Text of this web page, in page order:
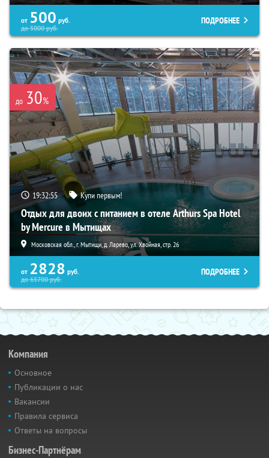
от 500 руб.
до5000руб.
ПОДРОБНЕЕ
до 30%
19:32:53 Купи первым!
Отдых для двоих с питанием в отеле Arthurs Spa Hotel
by Mercure в Мытищах
Московская обл., г. Мытищи, д. Ларево, ул. Хвойная, стр. 26
от 2828 руб.
до65700руб.
ПОДРОБНЕЕ
Компания
Основное
Публикации о нас
Вакансии
Правила сервиса
Ответы на вопросы
Бизнес-Партнёрам